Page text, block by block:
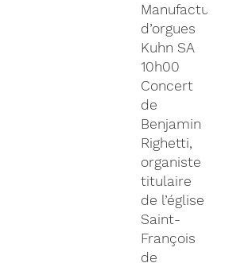
Manufacture
d’orgues
Kuhn SA
10h00
Concert
de
Benjamin
Righetti,
organiste
titulaire
de l’église
Saint-
François
de